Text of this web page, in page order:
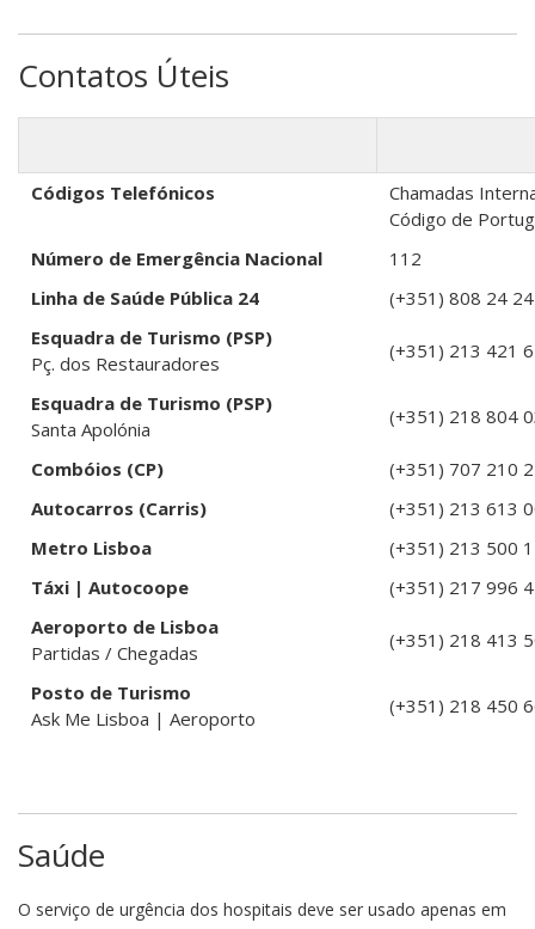
Contatos Úteis
Códigos Telefónicos
Chamadas
Código de
Número de Emergência Nacional
112
Linha de Saúde Pública 24
(+351) 808 24
Esquadra de Turismo (PSP)
Pç. dos Restauradores
(+351) 213 421
Esquadra de Turismo (PSP)
Santa Apolónia
(+351) 218
Combóios (CP)
(+351) 707 210
Autocarros (Carris)
(+351) 213 613
Metro Lisboa
(+351) 213 500
Táxi | Autocoope
(+351) 217 996
Aeroporto de Lisboa
Partidas / Chegadas
(+351) 218 413
Posto de Turismo
Ask Me Lisboa | Aeroporto
(+351) 218 450
Saúde
O serviço de urgência dos hospitais deve ser usado apenas em